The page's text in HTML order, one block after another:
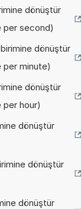
dönüştür
per second)
dönüştür
minute)
dönüştür
hour)
dönüştür
dönüştür
dönüştür